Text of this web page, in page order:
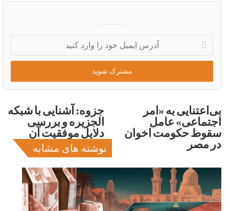
ایمیل
خود
وارد
بی‌اعتنایی به «امر
اجتماعی» عامل
سقوط حکومت اخوان
در مصر
جزوه: آشنایی با شبکه
الجزیره و بررسی
دلایل موفقیت آن
نوشته های مشابه